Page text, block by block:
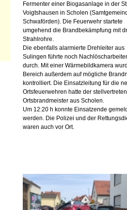
Fermenter einer Biogasanlage in der
Voigtshausen in Scholen
Schwaförden). Die Feuerwehr startete
umgehend die Brandbekämpfung mit
Strahlrohre.
Die ebenfalls alarmierte Drehleiter aus
Sulingen führte noch
durch. Mit einer Wärmebildkamera
Bereich außerdem auf mögliche
kontrolliert. Die Einsatzleitung für die
Ortsfeuerwehren hatte der
Ortsbrandmeister aus Scholen.
Um 12:20 h konnte Einsatzende
werden. Die Polizei und der
waren auch vor Ort.